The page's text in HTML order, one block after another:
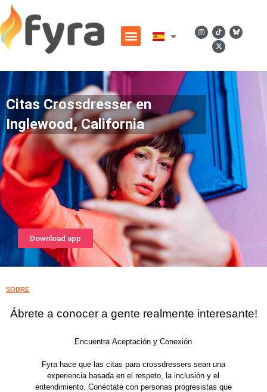
Citas Crossdresser en
Inglewood, California
Download app
SOBRE
Ábrete a conocer a gente realmente interesante!
Encuentra Aceptación y Conexión
Fyra hace que las citas para crossdressers sean una
experiencia basada en el respeto, la inclusión y el
entendimiento. Conéctate con personas progresistas que